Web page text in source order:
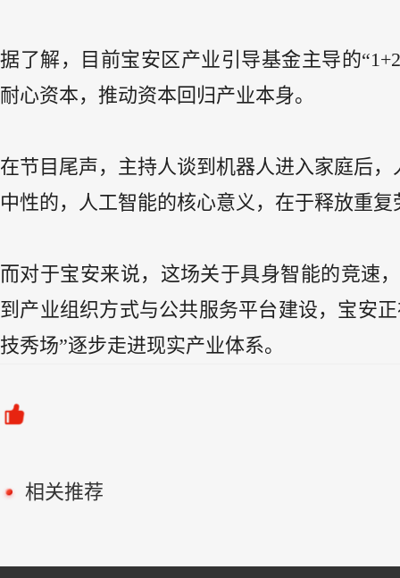
据了解，目前宝安区产业引导基金主导的
耐心资本，推动资本回归产业本身。
在节目尾声，主持人谈到机器人进入家庭后
中性的，人工智能的核心意义，在于释放重
而对于宝安来说，这场关于具身智能的竞速
到产业组织方式与公共服务平台建设，宝安
技秀场”逐步走进现实产业体系。
相关推荐